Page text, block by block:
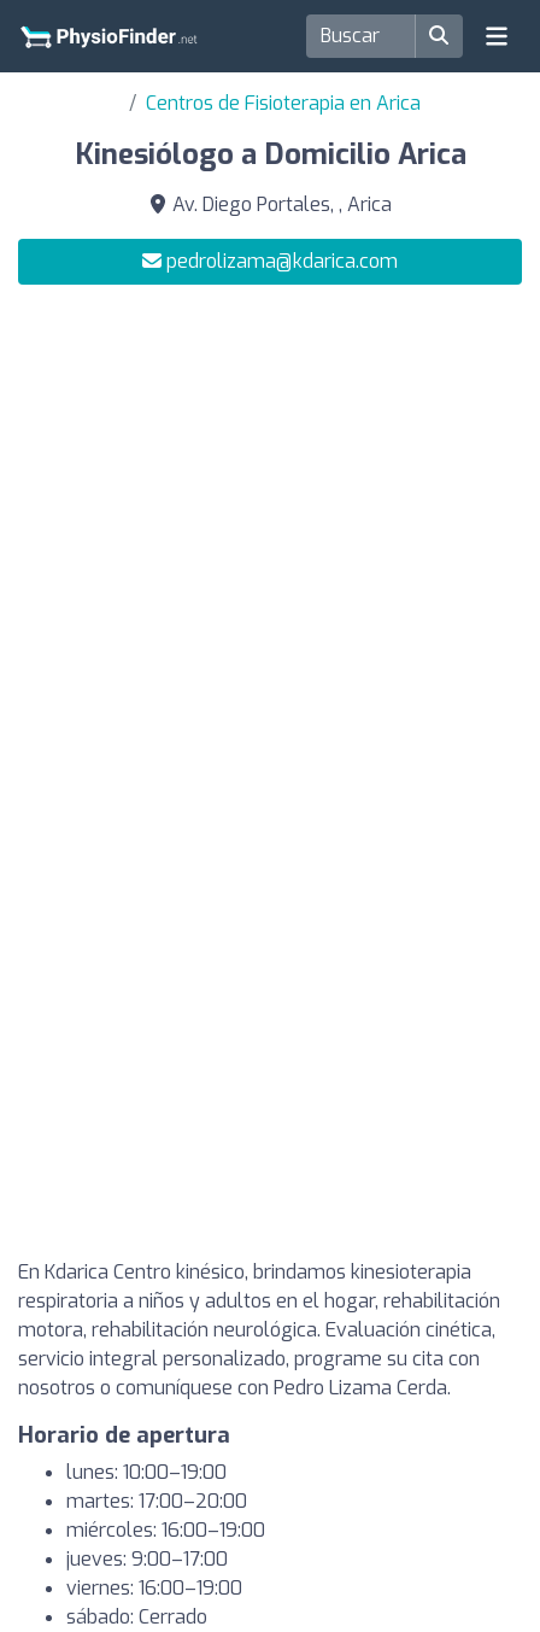
Centros de Fisioterapia en Arica
Kinesiólogo a Domicilio Arica
Av. Diego Portales, , Arica
pedrolizama@kdarica.com
En Kdarica Centro kinésico, brindamos kinesioterapia
respiratoria a niños y adultos en el hogar, rehabilitación
motora, rehabilitación neurológica. Evaluación cinética,
servicio integral personalizado, programe su cita con
nosotros o comuníquese con Pedro Lizama Cerda.
Horario de apertura
lunes: 10:00–19:00
martes: 17:00–20:00
miércoles: 16:00–19:00
jueves: 9:00–17:00
viernes: 16:00–19:00
sábado: Cerrado